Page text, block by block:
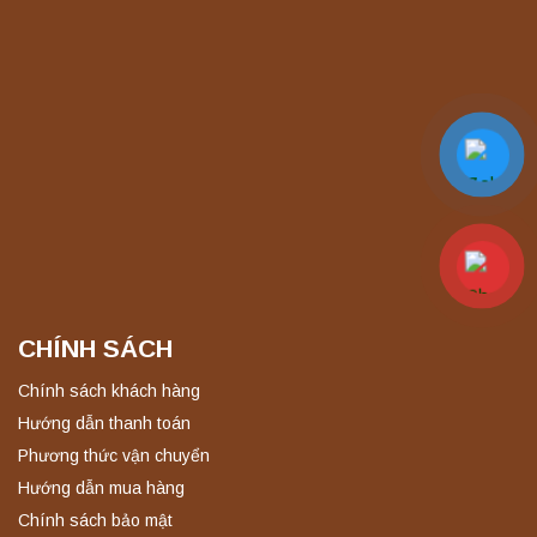
Yonglekang – Máy ly tâm phòng thí nghiệm
Máy ly tâm tốc độ thấp để bàn YKL02A
Yonglekang – Máy ly tâm phòng thí nghiệm
(50 Lít) – Giải pháp tiệt trùng hiệu quả
Liên hệ
Yonglekang – Thiết bị ly tâm phòng thí
CHÍNH SÁCH
Chính sách khách hàng
Hướng dẫn thanh toán
Phương thức vận chuyển
Hướng dẫn mua hàng
Chính sách bảo mật